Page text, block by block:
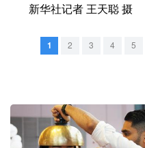
北京 天津
浙江
山东 河南
新华社记者 王天聪 摄
1 2 3 4 5